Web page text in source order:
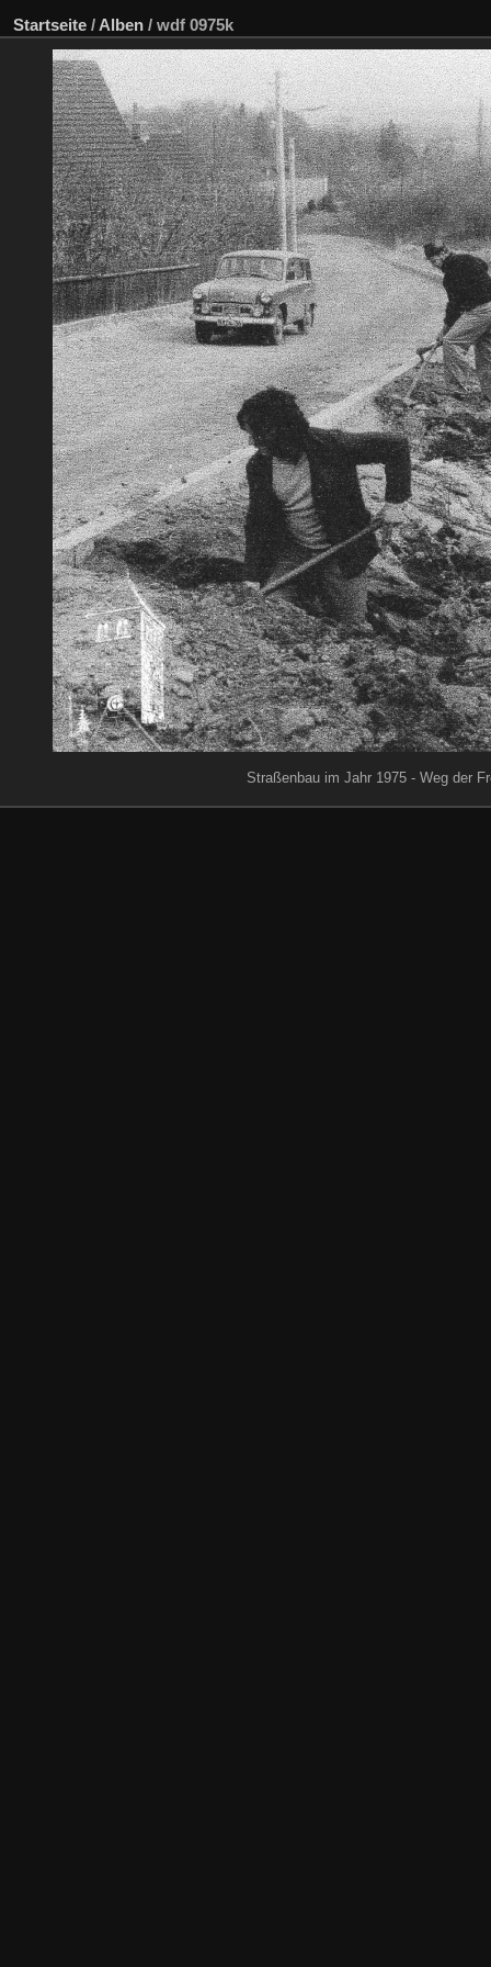
Startseite / Alben / wdf 0975k
Straßenbau im Jahr 1975 - Weg der